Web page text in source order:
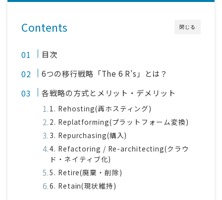
閉じる
Contents
目次
6つの移行戦略「The 6 R’s」とは？
各戦略の方式とメリット・デメリット
1. Rehosting(再ホスティング)
2. Replatforming(プラットフォーム変換)
3. Repurchasing(購入)
4. Refactoring / Re-architecting(クラウ
ド・ネイティブ化)
5. Retire(廃棄・削除)
6. Retain(現状維持)